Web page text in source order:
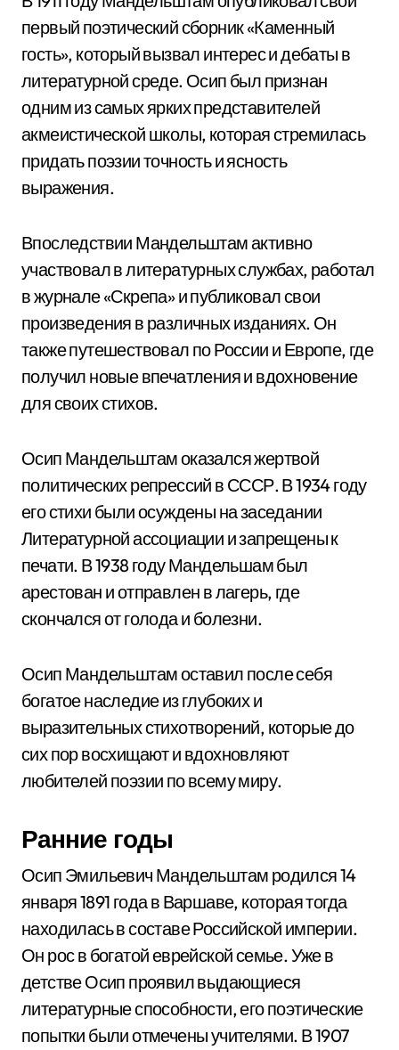
первый поэтический сборник «Каменный
гость», который вызвал интерес и дебаты в
литературной среде. Осип был признан
одним из самых ярких представителей
акмеистической школы, которая стремилась
придать поэзии точность и ясность
выражения.
Впоследствии Мандельштам активно
участвовал в литературных службах, работал
в журнале «Скрепа» и публиковал свои
произведения в различных изданиях. Он
также путешествовал по России и Европе, где
получил новые впечатления и вдохновение
для своих стихов.
Осип Мандельштам оказался жертвой
политических репрессий в СССР. В 1934 году
его стихи были осуждены на заседании
Литературной ассоциации и запрещены к
печати. В 1938 году Мандельшам был
арестован и отправлен в лагерь, где
скончался от голода и болезни.
Осип Мандельштам оставил после себя
богатое наследие из глубоких и
выразительных стихотворений, которые до
сих пор восхищают и вдохновляют
любителей поэзии по всему миру.
Ранние годы
Осип Эмильевич Мандельштам родился 14
января 1891 года в Варшаве, которая тогда
находилась в составе Российской империи.
Он рос в богатой еврейской семье. Уже в
детстве Осип проявил выдающиеся
литературные способности, его поэтические
попытки были отмечены учителями. В 1907